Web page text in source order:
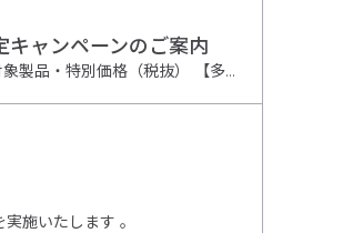
キャンペーンのご案内
【新発売キャンペーン概要】 ◆ キャンペーン期間：2026年6月1日 〜限定台数なくなり次第終了 ◆ 対象製品・特別価格（税抜） 【多検体処理に・8連モデル】他社を圧倒する価格を実現！ 細胞解離装置 (8連温度制御付き) / VDSC-810 定価 3,450,000円 → ★★キャンペーン特価 2,700,000円★★ 【研究室の標準機に・4連モデル】 細胞解離装置 (4連温度制御付き) / VDSC-410 定価 2,580,000円 → ★★キャンペーン特価 1,980,000円★★ 【まずは導入したい方に・2連モデル】この価格で温度制御対応！ 細胞解離装置 (2連温度制御付き) / VDSC-200 定価 1,280,000円 ★★キャンペーン特価 980,000円★★
施いたします 。